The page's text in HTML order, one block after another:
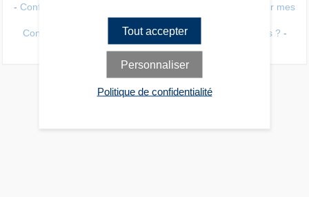
- Conflit d'intérets
Gérer mes
cookies
Conditions d'utilisation
-Nos produits / Qui sommes-nous ? -
Charte éditoriale - Quantalys
Tout accepter
Personnaliser
Politique de confidentialité